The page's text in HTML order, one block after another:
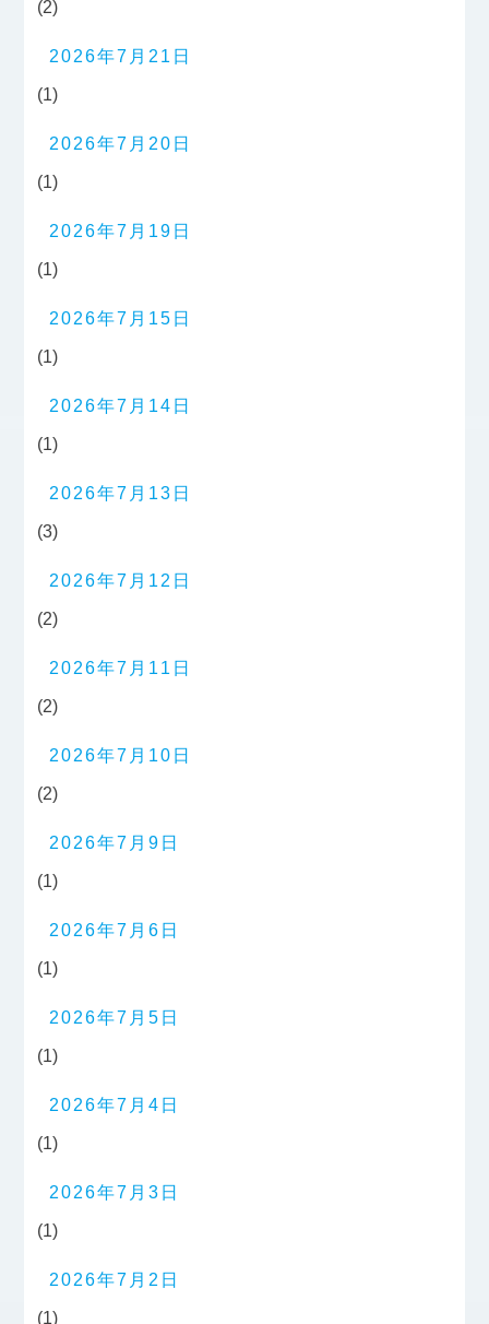
(2)
2026年7月21日
(1)
2026年7月20日
(1)
2026年7月19日
(1)
2026年7月15日
(1)
2026年7月14日
(1)
2026年7月13日
(3)
2026年7月12日
(2)
2026年7月11日
(2)
2026年7月10日
(2)
2026年7月9日
(1)
2026年7月6日
(1)
2026年7月5日
(1)
2026年7月4日
(1)
2026年7月3日
(1)
2026年7月2日
(1)